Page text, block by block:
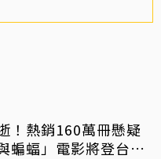
！熱銷160萬冊懸疑
蝙蝠」電影將登台上